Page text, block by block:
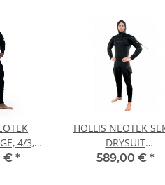
4/3,
€ *
HOLLIS NEOTEK
DRYSUIT
589,00 € *